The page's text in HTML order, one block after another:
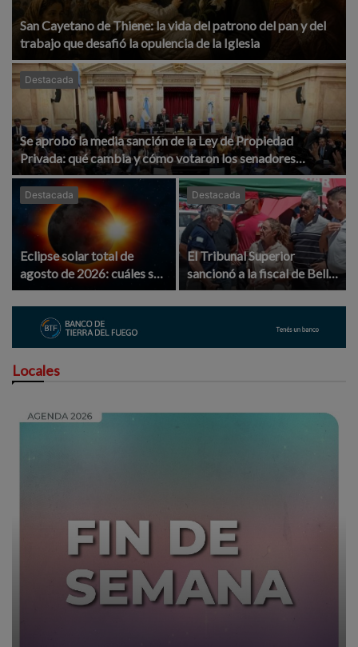
San Cayetano de Thiene: la vida del patrono del pan y del
trabajo que desafió la opulencia de la Iglesia
Destacada
Se aprobó la media sanción de la Ley de Propiedad
Privada: qué cambia y cómo votaron los senadores
cordobeses
Destacada
Eclipse solar total de
agosto de 2026: cuáles son
sus fases y dónde podrá
verse el fenómeno
Destacada
El Tribunal Superior
sancionó a la fiscal de Bell
Ville Isabel Reyna por
violencia laboral y
Locales